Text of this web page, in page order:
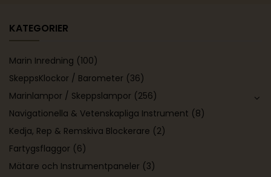
KATEGORIER
Marin Inredning (100)
SkeppsKlockor / Barometer (36)
Marinlampor / Skeppslampor (256)
Navigationella & Vetenskapliga Instrument (8)
Kedja, Rep & Remskiva Blockerare (2)
Fartygsflaggor (6)
Mätare och Instrumentpaneler (3)